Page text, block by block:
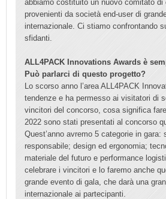
abbiamo costituito un nuovo comitato di
provenienti da società end-user di
internazionale. Ci stiamo confrontando
sfidanti.
ALL4PACK Innovations Awards è
Può parlarci di questo progetto?
Lo scorso anno l’area ALL4PACK
tendenze e ha permesso ai visitatori di
vincitori del concorso, cosa significa
2022 sono stati presentati al concorso
Quest’anno avremo 5 categorie in gara:
responsabile; design ed ergonomia;
materiale del futuro e performance
celebrare i vincitori e lo faremo anche
grande evento di gala, che darà una
internazionale ai partecipanti.